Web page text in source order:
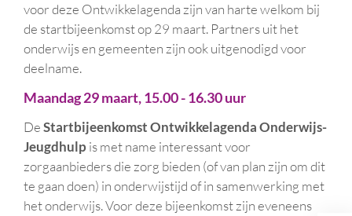
voor deze Ontwikkelagenda zijn van harte welkom bij
de startbijeenkomst op 29 maart. Partners uit het
onderwijs en gemeenten zijn ook uitgenodigd voor
deelname.
Maandag 29 maart, 15.00 - 16.30 uur
DeStartbijeenkomst Ontwikkelagenda Onderwijs-
Jeugdhulp is met name interessant voor
zorgaanbieders die zorg bieden (of van plan zijn om dit
te gaan doen) in onderwijstijd of in samenwerking met
het onderwijs. Voor deze bijeenkomst zijn eveneens